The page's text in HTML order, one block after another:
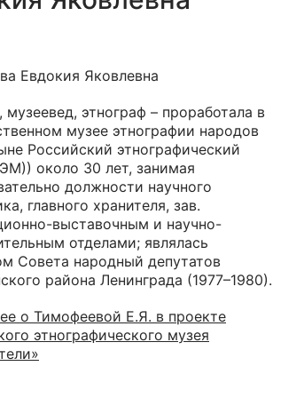
Евдокия Яковлевна
музеевед, этнограф – проработала в
музее этнографии народов
Российский этнографический
около 30 лет, занимая
должности научного
главного хранителя, зав.
выставочным и научно-
отделами; являлась
Совета народный депутатов
района Ленинграда (1977–1980).
о Тимофеевой Е.Я. в проекте
этнографического музея